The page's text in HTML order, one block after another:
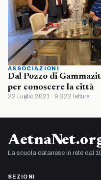
ASSOCIAZIONI
Dal Pozzo di
per conoscere la città
22 Luglio 2021 · 9.322 letture
La scuola catanese in rete dal
SEZIONI